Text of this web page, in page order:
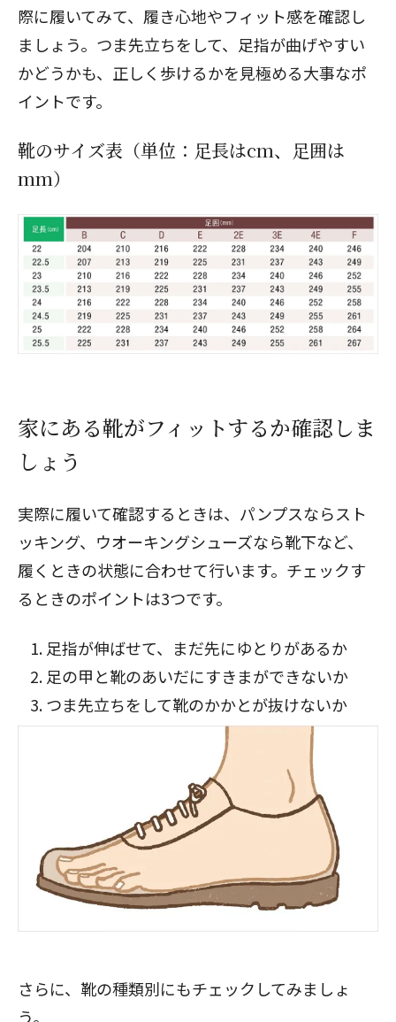
際に履いてみて、履き心地やフィット感を確認し
ましょう。つま先立ちをして、足指が曲げやすい
かどうかも、正しく歩けるかを見極める大事なポ
イントです。
靴のサイズ表（単位：足長はcm、足囲は
mm）
家にある靴がフィットするか確認しま
しょう
実際に履いて確認するときは、パンプスならスト
ッキング、ウオーキングシューズなら靴下など、
履くときの状態に合わせて行います。チェックす
るときのポイントは3つです。
足指が伸ばせて、まだ先にゆとりがあるか
足の甲と靴のあいだにすきまができないか
つま先立ちをして靴のかかとが抜けないか
さらに、靴の種類別にもチェックしてみましょ
う。